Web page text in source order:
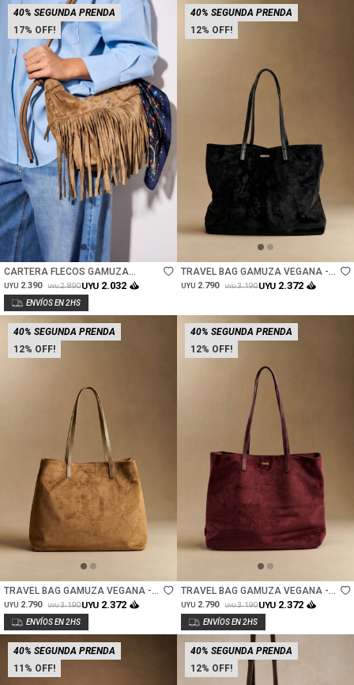
17
40% SEGUNDA PRENDA
Talle
CARTERA FLECOS GAMUZA
VEGANA - CAMEL
UYU 2.390 UYU 2.890UYU 2.032
12
40% SEGUNDA PRENDA
TRAVEL BAG GAMUZA VEGANA -
NEGRO
UYU 2.790 UYU 3.190UYU 2.372
12
40% SEGUNDA PRENDA
TRAVEL BAG GAMUZA VEGANA -
OLIVA
UYU 2.790 UYU 3.190UYU 2.372
12
40% SEGUNDA PRENDA
TRAVEL BAG GAMUZA VEGANA -
BURDEOS
UYU 2.790 UYU 3.190UYU 2.372
11
40% SEGUNDA PRENDA
12
40% SEGUNDA PRENDA